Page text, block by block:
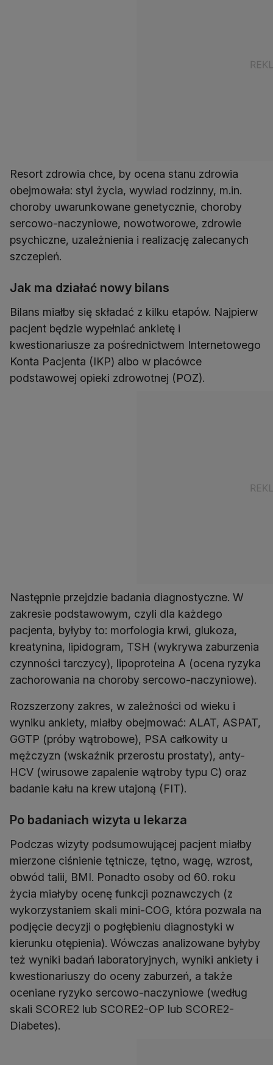
Resort zdrowia chce, by ocena stanu zdrowia
obejmowała: styl życia, wywiad rodzinny, m.in.
choroby uwarunkowane genetycznie, choroby
sercowo-naczyniowe, nowotworowe, zdrowie
psychiczne, uzależnienia i realizację zalecanych
szczepień.
Jak ma działać nowy bilans
Bilans miałby się składać z kilku etapów. Najpierw
pacjent będzie wypełniać ankietę i
kwestionariusze za pośrednictwem Internetowego
Konta Pacjenta (IKP) albo w placówce
podstawowej opieki zdrowotnej (POZ).
Następnie przejdzie badania diagnostyczne. W
zakresie podstawowym, czyli dla każdego
pacjenta, byłyby to: morfologia krwi, glukoza,
kreatynina, lipidogram, TSH (wykrywa zaburzenia
czynności tarczycy), lipoproteina A (ocena ryzyka
zachorowania na choroby sercowo-naczyniowe).
Rozszerzony zakres, w zależności od wieku i
wyniku ankiety, miałby obejmować: ALAT, ASPAT,
GGTP (próby wątrobowe), PSA całkowity u
mężczyzn (wskaźnik przerostu prostaty), anty-
HCV (wirusowe zapalenie wątroby typu C) oraz
badanie kału na krew utajoną (FIT).
Po badaniach wizyta u lekarza
Podczas wizyty podsumowującej pacjent miałby
mierzone ciśnienie tętnicze, tętno, wagę, wzrost,
obwód talii, BMI. Ponadto osoby od 60. roku
życia miałyby ocenę funkcji poznawczych (z
wykorzystaniem skali mini-COG, która pozwala na
podjęcie decyzji o pogłębieniu diagnostyki w
kierunku otępienia). Wówczas analizowane byłyby
też wyniki badań laboratoryjnych, wyniki ankiety i
kwestionariuszy do oceny zaburzeń, a także
oceniane ryzyko sercowo-naczyniowe (według
skali SCORE2 lub SCORE2-OP lub SCORE2-
Diabetes).